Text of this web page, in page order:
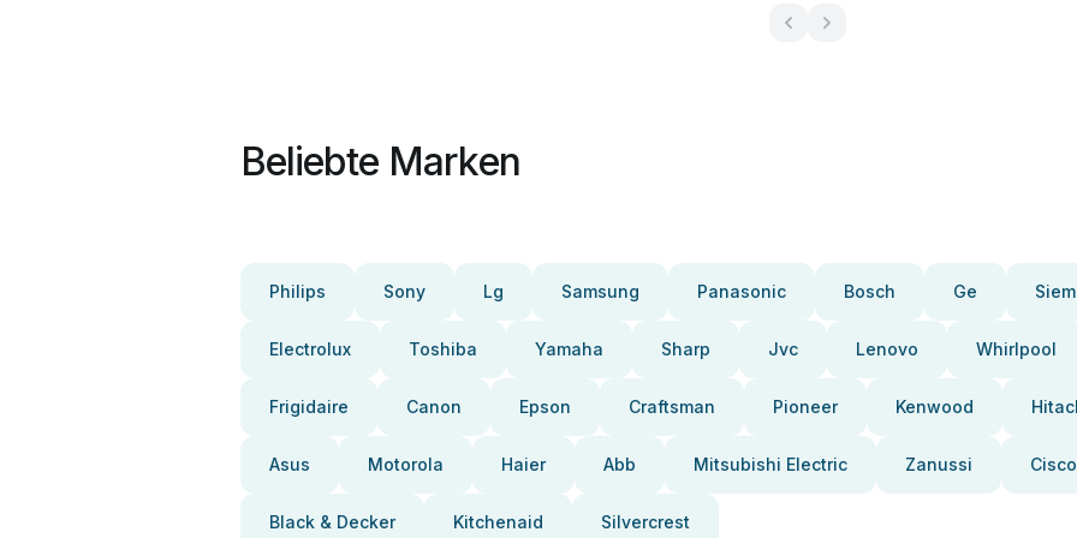
Beliebte Marken
Philips Sony Lg Samsung Panasonic Bosch Ge
Electrolux Toshiba Yamaha Sharp Jvc Lenovo Whirlpool
Frigidaire Canon Epson Craftsman Pioneer Kenwood
Asus Motorola Haier Abb Mitsubishi Electric Zanussi Cisco
Black & Decker Kitchenaid Silvercrest